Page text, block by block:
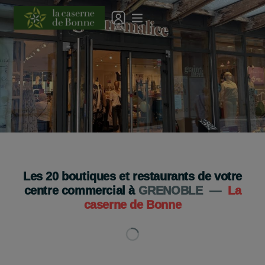
Les20boutiques et restaurants de votre
centre commercial à GRENOBLE —
La
caserne de Bonne